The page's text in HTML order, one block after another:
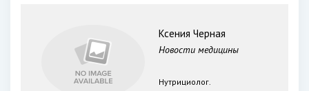
Ксения Черная
Новости медицины
Нутрициолог.